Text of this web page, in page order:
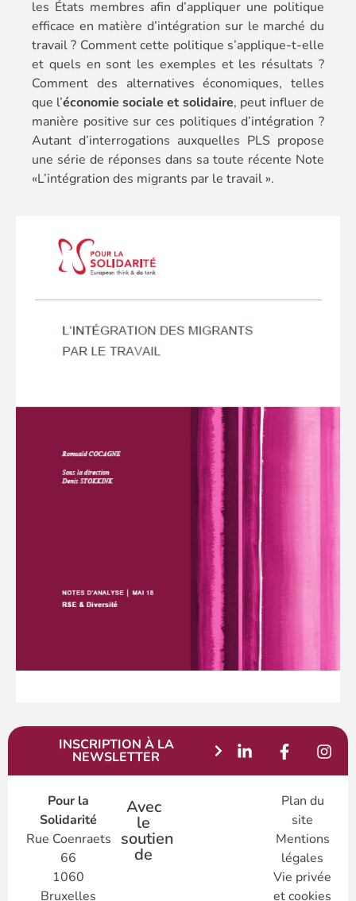
les États membres afin d’appliquer une politique
efficace en matière d’intégration sur le marché du
travail ? Comment cette politique s’applique-t-elle
et quels en sont les exemples et les résultats ?
Comment des alternatives économiques, telles
que l’économie sociale et solidaire, peut influer de
manière positive sur ces politiques d’intégration ?
Autant d’interrogations auxquelles PLS propose
une série de réponses dans sa toute récente Note
«L’intégration des migrants par le travail ».
INSCRIPTION À LA
NEWSLETTER
Pour la
Solidarité
Rue Coenraets
66
1060
Bruxelles
Avec
le
soutien
de
Plan du
site
Mentions
légales
Vie privée
et cookies